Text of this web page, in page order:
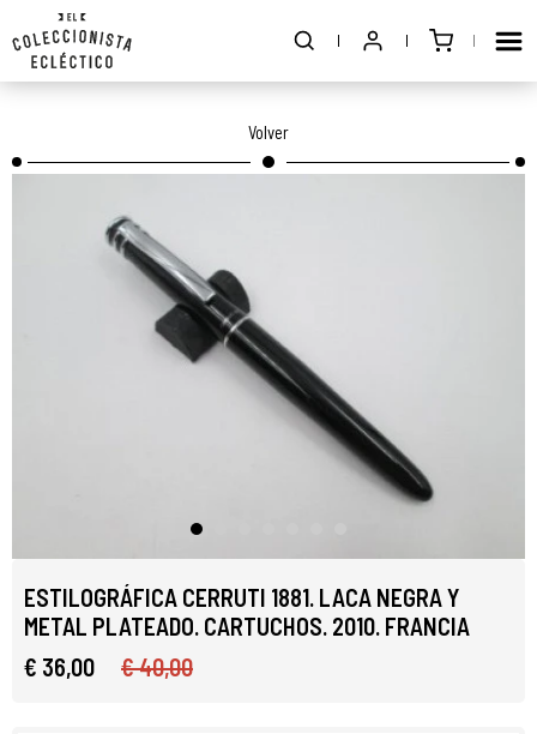
Volver
ESTILOGRÁFICA CERRUTI 1881. LACA NEGRA Y
METAL PLATEADO. CARTUCHOS. 2010. FRANCIA
€ 36,00
€ 40,00